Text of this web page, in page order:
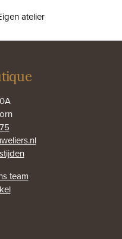
atelier
team